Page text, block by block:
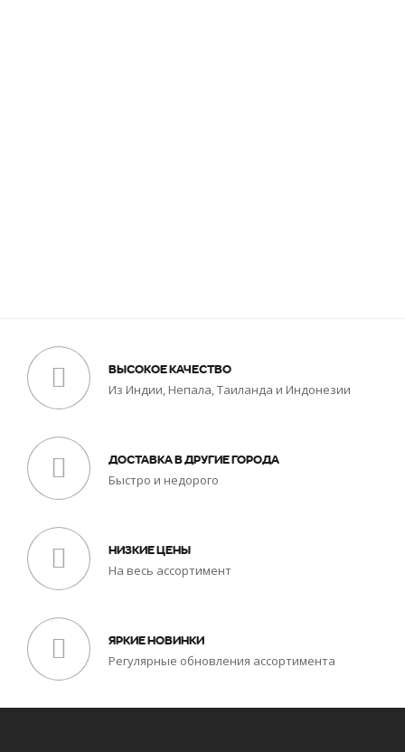
ВЫСОКОЕ КАЧЕСТВО
Из Индии, Непала, Таиланда и Индонезии
ДОСТАВКА В ДРУГИЕ ГОРОДА
Быстро и недорого
НИЗКИЕ ЦЕНЫ
На весь ассортимент
ЯРКИЕ НОВИНКИ
Регулярные обновления ассортимента